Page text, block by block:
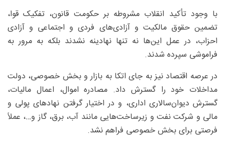
با وجود تأکید انقلاب مشروطه بر حکومت قانون، تفکیک قوا،
تضمین حقوق مالکیت و آزادی‌های فردی و اجتماعی و آزادی
احزاب، در عمل این‌ها نه تنها نهادینه نشدند بلکه به مرور به
فراموشی سپرده شدند.
در عرصه اقتصاد نیز به جای اتکا به بازار و بخش خصوصی، دولت
مداخلات خود را گسترش داد. مصادره اموال، اعمال مالیات،
گسترش دیوان‌سالاری اداری، و در اختیار گرفتن نهادهای پولی و
مالی و شرکت نفت و زیرساخت‌هایی مانند آب، برق، گاز و…، عملاً
فرصتی برای بخش خصوصی فراهم نشد.